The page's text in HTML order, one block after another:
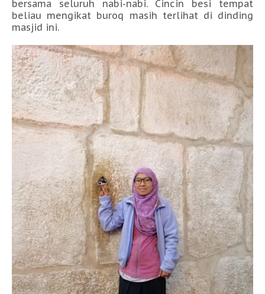
bersama seluruh nabi-nabi. Cincin besi tempat
beliau mengikat buroq masih terlihat di dinding
masjid ini.